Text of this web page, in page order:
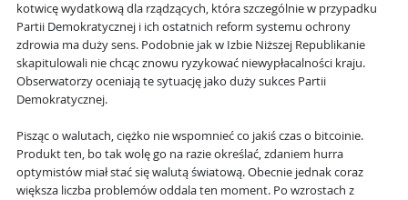
kotwicę wydatkową dla rządzących, która szczególnie w przypadku
Partii Demokratycznej i ich ostatnich reform systemu ochrony
zdrowia ma duży sens. Podobnie jak w Izbie Niższej Republikanie
skapitulowali nie chcąc znowu ryzykować niewypłacalności kraju.
Obserwatorzy oceniają te sytuację jako duży sukces Partii
Demokratycznej.
Pisząc o walutach, ciężko nie wspomnieć co jakiś czas o bitcoinie.
Produkt ten, bo tak wolę go na razie określać, zdaniem hurra
optymistów miał stać się walutą światową. Obecnie jednak coraz
większa liczba problemów oddala ten moment. Po wzrostach z